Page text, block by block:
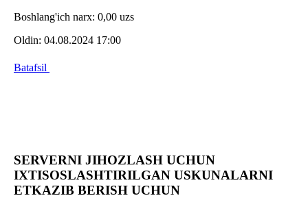
Boshlang'ich narx: 0,00 uzs
Oldin: 04.08.2024 17:00
Batafsil
SERVERNI JIHOZLASH UCHUN
IXTISOSLASHTIRILGAN USKUNALARNI
ETKAZIB BERISH UCHUN